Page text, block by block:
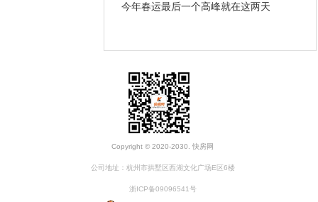
今年春运最后一个高峰就在这两天
Copyright © 2020-2030. 快房网
公司地址：杭州市拱墅区西湖文化广场E区6楼
浙ICP备09096541号